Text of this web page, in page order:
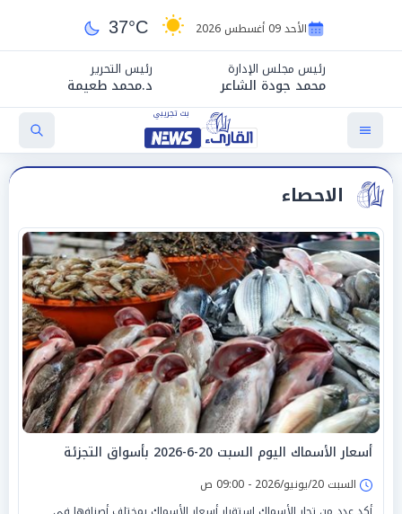
الأحد 09 أغسطس 2026 37°C
رئيس مجلس الإدارة
محمد جودة الشاعر
رئيس التحرير
د.محمد طعيمة
الاحصاء
أسعار الأسماك اليوم السبت 20-6-2026 بأسواق التجزئة
السبت 20/يونيو/2026 - 09:00 ص